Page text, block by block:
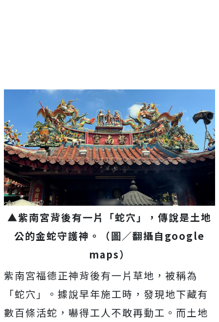
▲紫南宮背後有一片「蛇穴」，傳說是土地
公的金蛇守護神。
（圖／翻攝自 google
maps）
紫南宮福德正神背後有一片草地，被稱為
「蛇穴」。據說早年施工時，發現地下藏有
數百條活蛇，嚇得工人不敢再動工。而土地